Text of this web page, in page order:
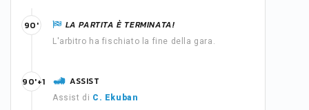
LA PARTITA È TERMINATA!
L'arbitro ha fischiato la fine della gara.
90'
ASSIST
Assist di C. Ekuban
90'+1